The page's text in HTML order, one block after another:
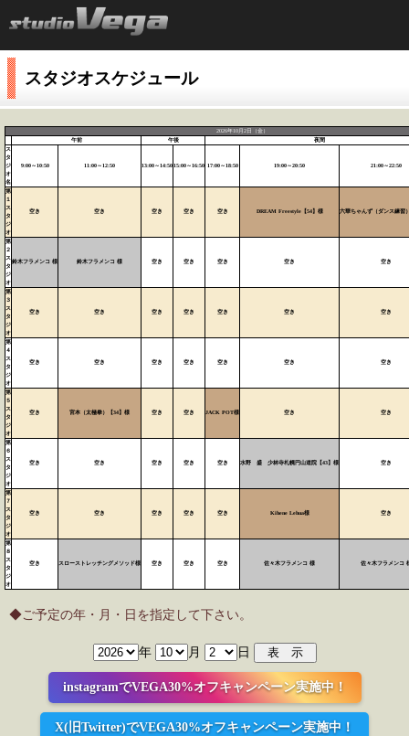
スタジオスケジュール
2026年10月2日（金）
午前
午後
夜間
ス
タ
ジ
オ
名
9:00～10:50 11:00～12:50 13:00～14:5015:00～16:50 17:00～18:50 19:00～20:50 21:00～22:50
第
１
ス
タ
ジ
オ
空き 空き 空き 空き 空き DREAM Freestyle【54】様 六華ちゃんず（ダンス練習
第
２
ス
タ
ジ
オ
鈴木フラメンコ 様 鈴木フラメンコ 様 空き 空き 空き 空き 空き
第
３
ス
タ
ジ
オ
空き 空き 空き 空き 空き 空き 空き
第
４
ス
タ
ジ
オ
空き 空き 空き 空き 空き 空き 空き
第
５
ス
タ
ジ
オ
空き 宮本（太極拳）【34】様 空き 空き JACK POT様 空き 空き
第
６
ス
タ
ジ
オ
空き 空き 空き 空き 空き 水野 盛 少林寺札幌円山道院【43】様 空き
第
７
ス
タ
ジ
オ
空き 空き 空き 空き 空き Kihene Lehua様 空き
第
８
ス
タ
ジ
オ
空き スローストレッチングメソッド様 空き 空き 空き 佐々木フラメンコ 様 佐々木フラメンコ
◆ご予定の年・月・日を指定して下さい。
年 月 日
instagramでVEGA30%オフキャンペーン実施中！
X(旧Twitter)でVEGA30%オフキャンペーン実施中！